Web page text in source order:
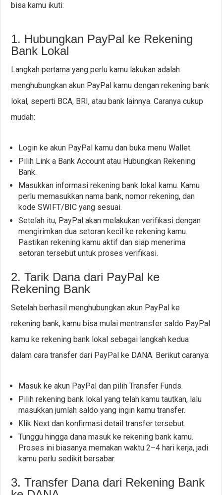
bisa kamu ikuti:
1. Hubungkan PayPal ke Rekening
Bank Lokal
Langkah pertama yang perlu kamu lakukan adalah
menghubungkan akun PayPal kamu dengan rekening bank
lokal, seperti BCA, BRI, atau bank lainnya. Caranya cukup
mudah:
Login ke akun PayPal kamu dan buka menu Wallet.
Pilih Link a Bank Account atau Hubungkan Rekening
Bank.
Masukkan informasi rekening bank lokal kamu. Kamu
perlu memasukkan nama bank, nomor rekening, dan
kode SWIFT/BIC yang sesuai.
Setelah itu, PayPal akan melakukan verifikasi dengan
mengirimkan dua setoran kecil ke rekening kamu.
Pastikan rekening kamu aktif dan siap menerima
setoran tersebut untuk proses verifikasi.
2. Tarik Dana dari PayPal ke
Rekening Bank
Setelah berhasil menghubungkan akun PayPal ke
rekening bank, kamu bisa mulai mentransfer saldo PayPal
kamu ke rekening bank lokal sebagai langkah kedua
dalam cara transfer dari PayPal ke DANA. Berikut caranya:
Masuk ke akun PayPal dan pilih Transfer Funds.
Pilih rekening bank lokal yang telah kamu tautkan, lalu
masukkan jumlah saldo yang ingin kamu transfer.
Klik Next dan konfirmasi detail transfer tersebut.
Tunggu hingga dana masuk ke rekening bank kamu.
Proses ini biasanya memakan waktu 2–4 hari kerja, jadi
kamu perlu sedikit bersabar.
3. Transfer Dana dari Rekening Bank